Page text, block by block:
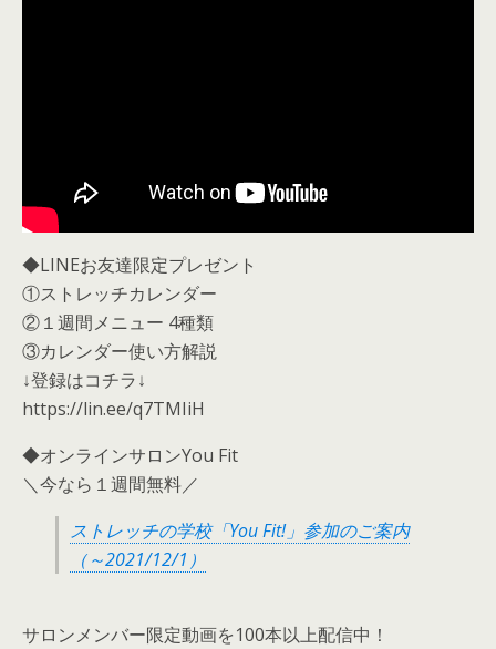
◆LINEお友達限定プレゼント
①ストレッチカレンダー
②１週間メニュー 4種類
③カレンダー使い方解説
↓登録はコチラ↓
https://lin.ee/q7TMIiH
◆オンラインサロンYou Fit
＼今なら１週間無料／
ストレッチの学校「You Fit!」参加のご案内
（～2021/12/1）
サロンメンバー限定動画を100本以上配信中！